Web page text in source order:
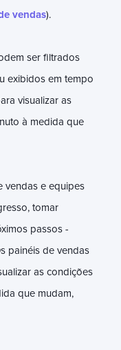
vendas).
ser filtrados
exibidos em tempo
visualizar as
à medida que
vendas e equipes
tomar
passos -
painéis de vendas
as condições
que mudam,